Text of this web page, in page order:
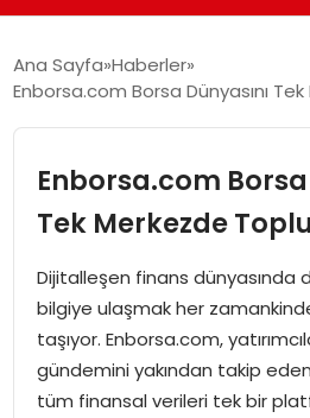
GÜNCEL
TEKNOLOJI
EĞITIM
SPOR
Ana Sayfa Haberler
Enborsa.com Borsa Dünyasını
Enborsa.com Borsa
Tek Merkezde
Dijitalleşen finans dünyasında
bilgiye ulaşmak her
taşıyor. Enborsa.com,
gündemini yakından takip
tüm finansal verileri tek bir